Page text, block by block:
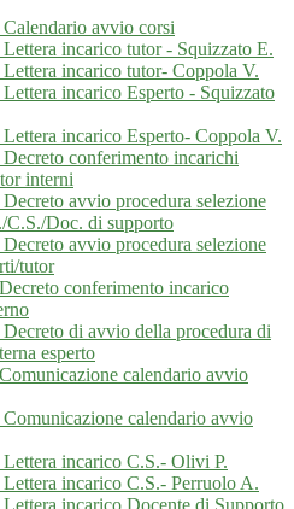
avvio corsi
incarico tutor - Squizzato E.
incarico tutor- Coppola V.
incarico Esperto - Squizzato
incarico Esperto- Coppola V.
conferimento incarichi
interni
avvio procedura selezione
C.S./Doc. di supporto
avvio procedura selezione
tutor
conferimento incarico
di avvio della procedura di
esperto
calendario avvio
calendario avvio
incarico C.S.- Olivi P.
incarico C.S.- Perruolo A.